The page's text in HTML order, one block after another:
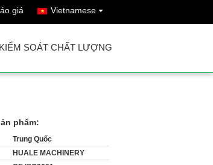
giá Vietnamese
KIỂM SOÁT CHẤT LƯỢNG
phẩm:
Trung Quốc
HUALE MACHINERY